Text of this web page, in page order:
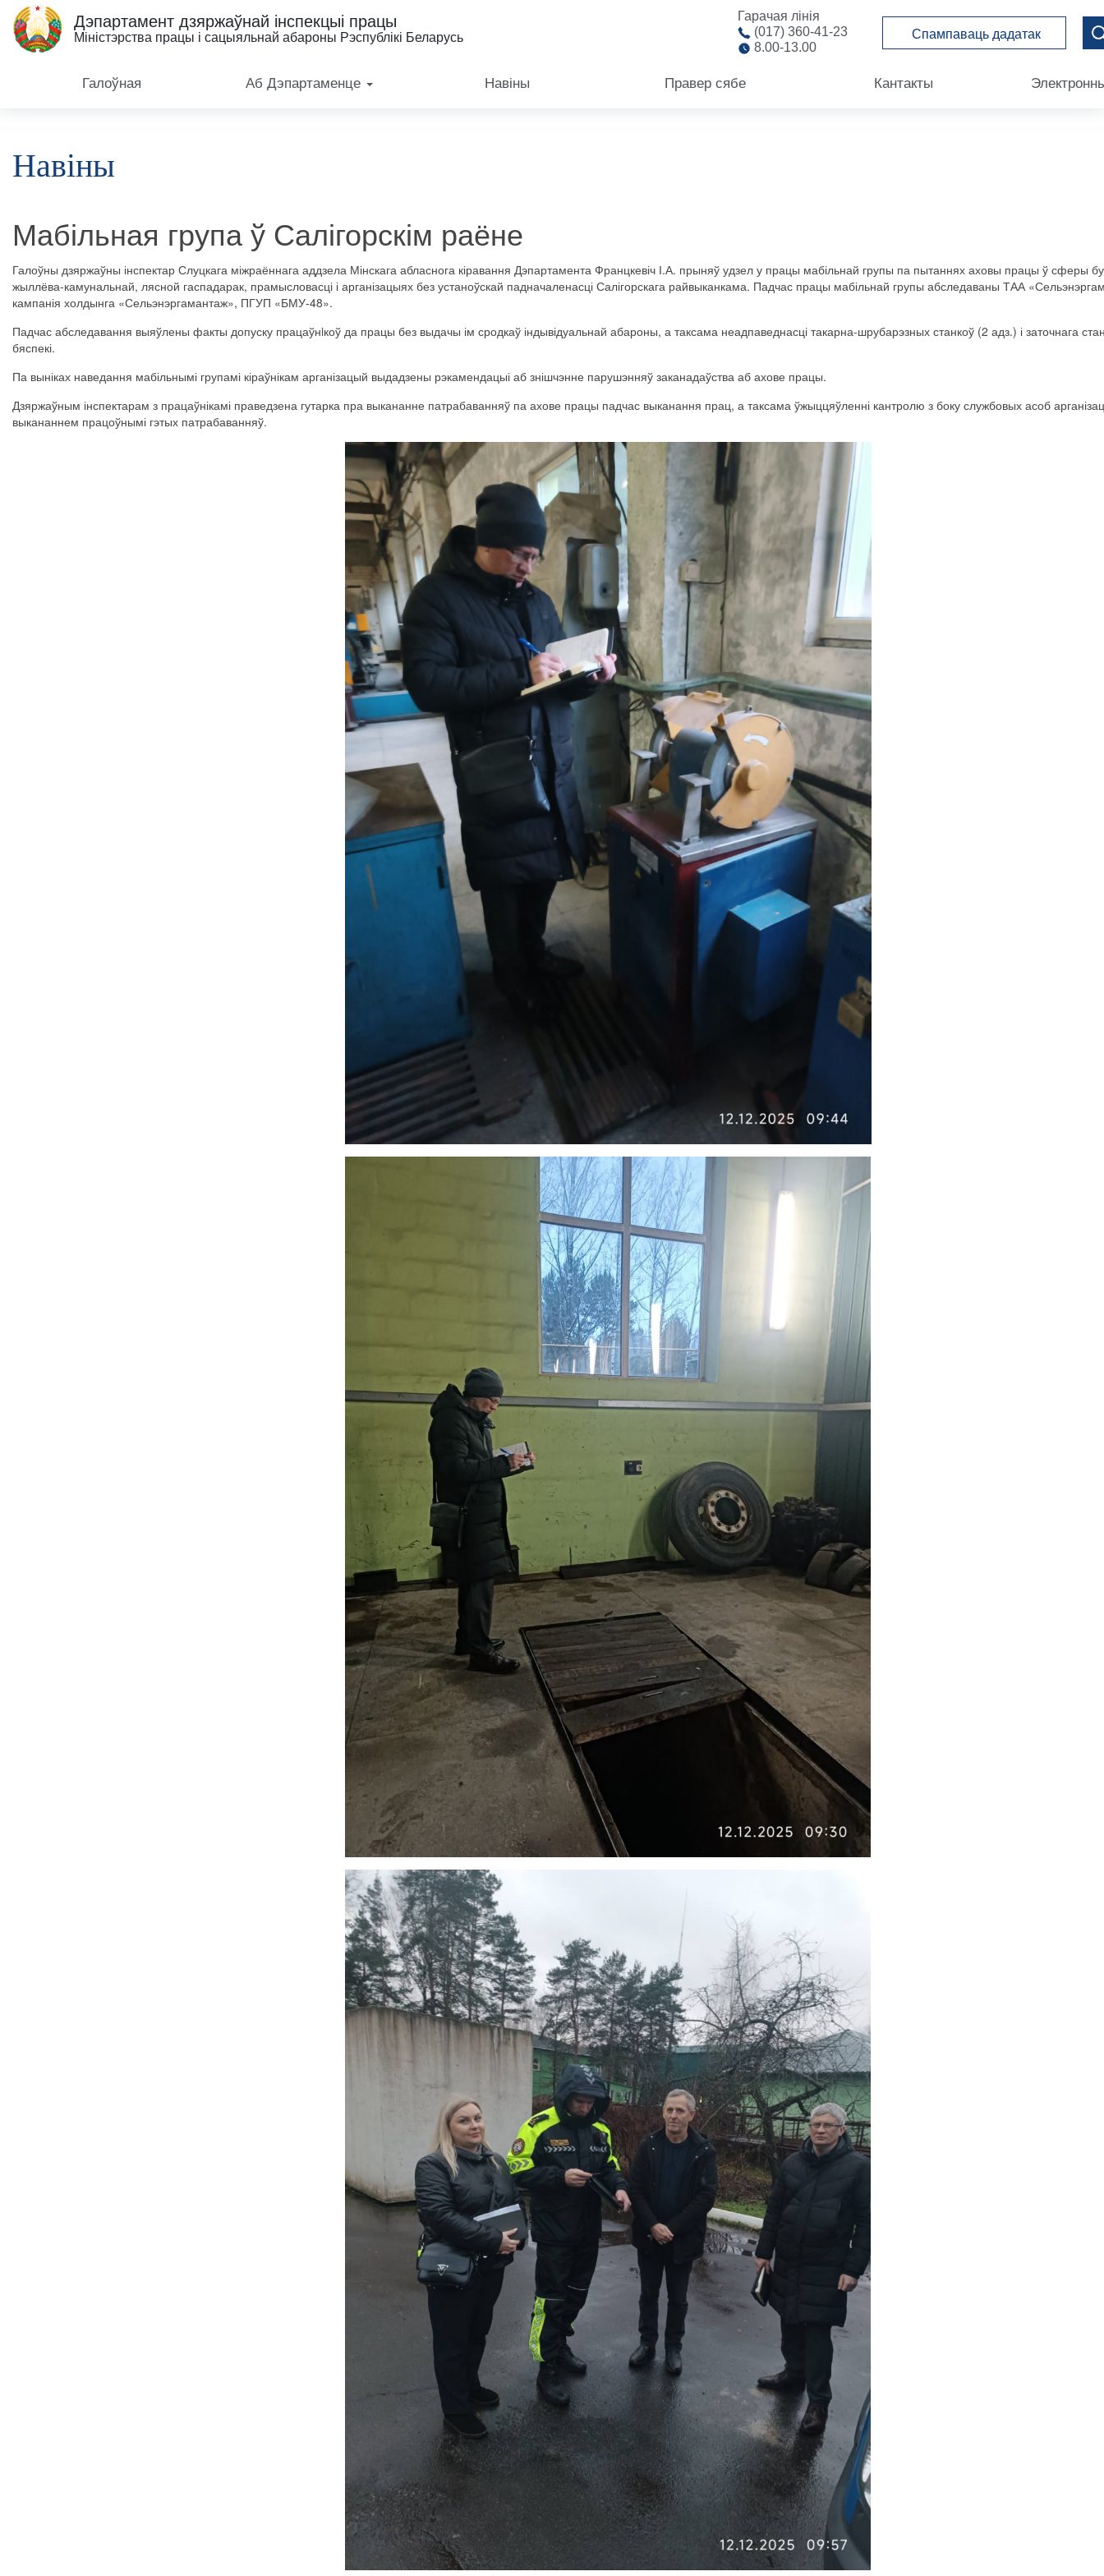
Дэпартамент дзяржаўнай інспекцыі працы
Міністэрства працы і сацыяльнай абароны Рэспублікі Беларусь
Гарачая лінія
(017) 360-41-23
8.00-13.00
Спампаваць дадатак
Галоўная Аб Дэпартаменце Навіны Правер сябе Кантакты
Навіны
Мабільная група ў Салігорскім раёне
Галоўны дзяржаўны інспектар Слуцкага міжраённага аддзела Мінскага абласнога кіравання Дэпартамента Францкевіч І.А. прыняў удзел у працы мабільнай групы па пытаннях аховы працы ў сферы
жыллёва-камунальнай, лясной гаспадарак, прамысловасці і арганізацыях без устаноўскай падначаленасці Салігорскага райвыканкама. Падчас працы мабільнай групы абследаваны ТАА«
кампанія холдынга «Сельэнэргамантаж», ПГУП «БМУ-48».
Падчас абследавання выяўлены факты допуску працаўнiкоў да працы без выдачы ім сродкаў індывідуальнай абароны, а таксама неадпаведнасці такарна-шрубарэзных станкоў (2 адз.) і заточнага
бяспекі.
Па выніках наведання мабільнымі групамі кіраўнікам арганізацый выдадзены рэкамендацыі аб знішчэнне парушэнняў заканадаўства аб ахове працы.
Дзяржаўным інспектарам з працаўнікамі праведзена гутарка пра выкананне патрабаванняў па ахове працы падчас выканання прац, а таксама ўжыццяўленні кантролю з боку службовых асоб
выкананнем працоўнымі гэтых патрабаванняў.